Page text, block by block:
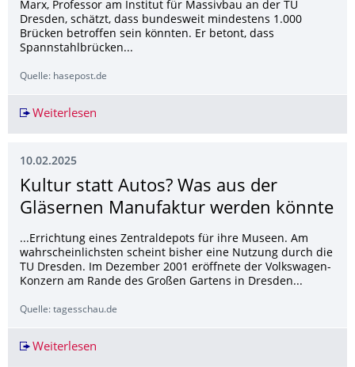
Marx, Professor am Institut für Massivbau an der TU
Dresden, schätzt, dass bundesweit mindestens 1.000
Brücken betroffen sein könnten. Er betont, dass
Spannstahlbrücken...
Quelle: hasepost.de
Weiterlesen
10.02.2025
Kultur statt Autos? Was aus der
Gläsernen Manufaktur werden könnte
...Errichtung eines Zentraldepots für ihre Museen. Am
wahrscheinlichsten scheint bisher eine Nutzung durch die
TU Dresden. Im Dezember 2001 eröffnete der Volkswagen-
Konzern am Rande des Großen Gartens in Dresden...
Quelle: tagesschau.de
Weiterlesen